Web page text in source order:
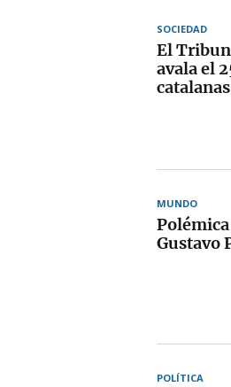
SOCIEDAD
El
avala el
catalanas
MUNDO
Gustavo
POLÍTICA